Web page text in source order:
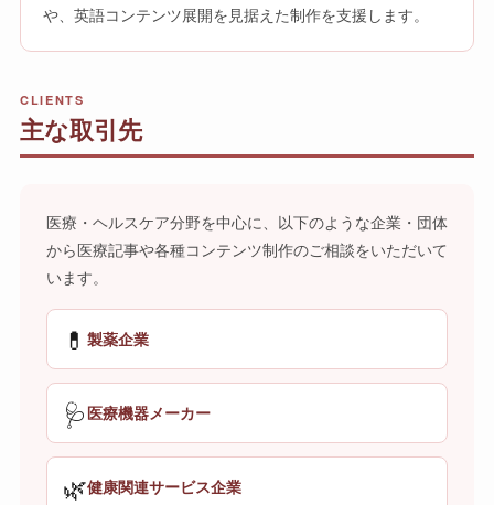
や、英語コンテンツ展開を見据えた制作を支援します。
CLIENTS
主な取引先
医療・ヘルスケア分野を中心に、以下のような企業・団体
から医療記事や各種コンテンツ制作のご相談をいただいて
います。
💊 製薬企業
🩺 医療機器メーカー
🌿健康関連サービス企業